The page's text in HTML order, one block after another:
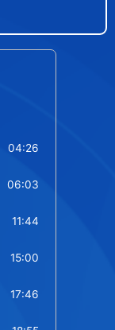
04:26
06:03
11:44
15:00
17:46